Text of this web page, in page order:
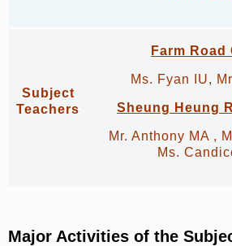
Subject
Teachers
Farm Road
Ms. Fyan IU,
Sheung Heung
Mr. Anthony MA ,
Ms.
Major Activities of the